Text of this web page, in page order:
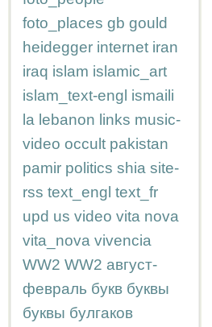
foto_places gb gould
heidegger internet iran
iraq islam islamic_art
islam_text-engl ismaili
la lebanon links music-
video occult pakistan
pamir politics shia site-
rss text_engl text_fr
upd us video vita nova
vita_nova vivencia
WW2 WW2 август-
февраль букв буквы
буквы булгаков